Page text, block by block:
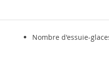
Nombre d'essuie-